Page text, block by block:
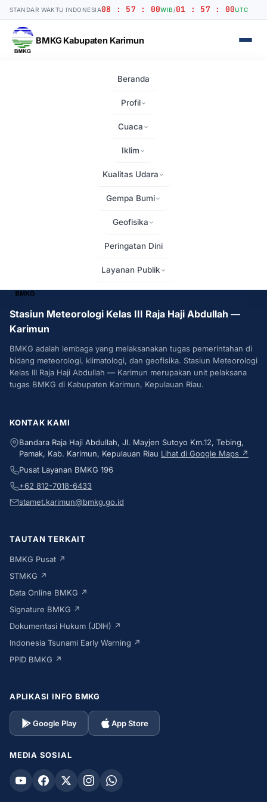
STANDAR WAKTU INDONESIA08 : 57 : 00WIB /01 : 57 : 00UTC
BMKG Kabupaten Karimun
Beranda
Profil
Cuaca
Iklim
Kualitas Udara
Gempa Bumi
Geofisika
Peringatan Dini
Layanan Publik
Stasiun Meteorologi Kelas III Raja Haji Abdullah —
Karimun
BMKG adalah lembaga yang melaksanakan tugas pemerintahan di
bidang meteorologi, klimatologi, dan geofisika. Stasiun Meteorologi
Kelas III Raja Haji Abdullah — Karimun merupakan unit pelaksana
tugas BMKG di Kabupaten Karimun, Kepulauan Riau.
KONTAK KAMI
Bandara Raja Haji Abdullah, Jl. Mayjen Sutoyo Km.12, Tebing,
Pamak, Kab. Karimun, Kepulauan Riau Lihat di Google Maps ↗
Pusat Layanan BMKG 196
+62 812-7018-6433
stamet.karimun@bmkg.go.id
TAUTAN TERKAIT
BMKG Pusat ↗
STMKG ↗
Data Online BMKG ↗
Signature BMKG ↗
Dokumentasi Hukum (JDIH) ↗
Indonesia Tsunami Early Warning ↗
PPID BMKG ↗
APLIKASI INFO BMKG
Google Play App Store
MEDIA SOSIAL